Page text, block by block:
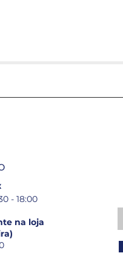
- 18:00
na loja